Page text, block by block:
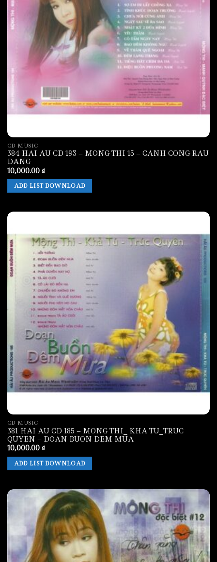
CD MUSIC
384 HAI AU CD 193 – MONG THI 15 – CANH CONG RAU
DANG
10,000.00 ₫
ADD LIST DOWNLOAD
CD MUSIC
381 HAI AU CD 185 – MONG THI_ KHA TU_TRUC
QUYEN – DOAN BUON DEM MUA
10,000.00 ₫
ADD LIST DOWNLOAD